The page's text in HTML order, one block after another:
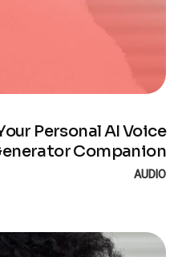
Personal AI Voice
Companion
AUDIO